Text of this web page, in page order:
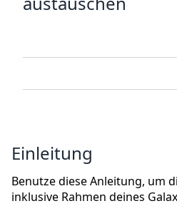
Einleitung
Benutze diese Anleitung, um
inklusive Rahmen deines